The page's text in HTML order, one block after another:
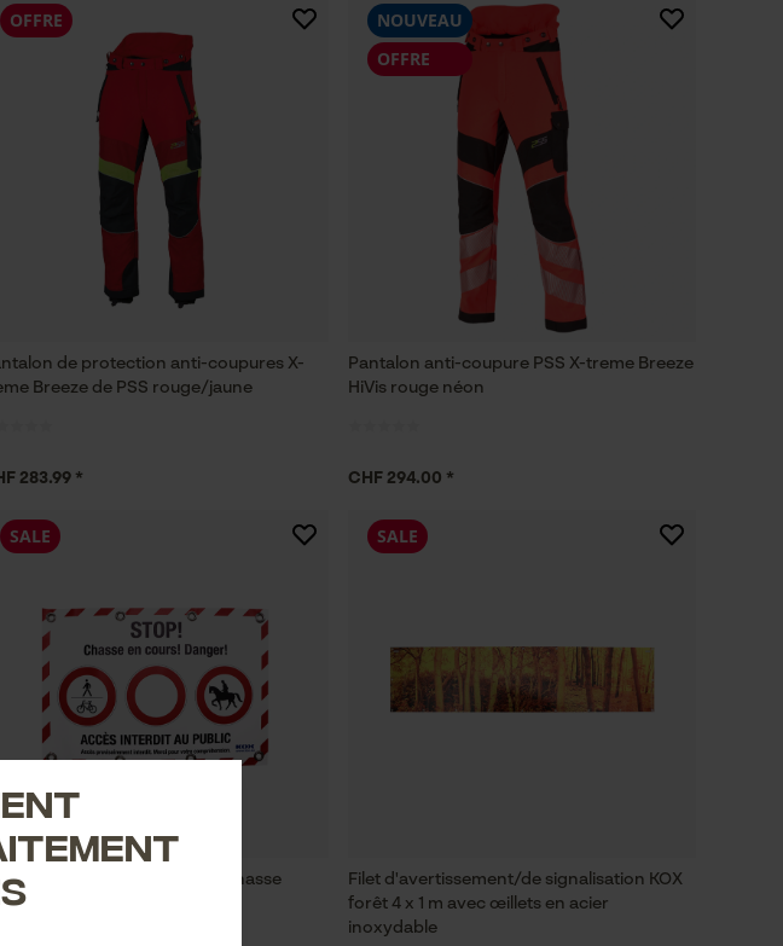
de protection anti-coupures X-
Breeze de PSS rouge/jaune
OFFRE
283.99 *
Pantalon anti-coupure PSS X-treme Breeze
HiVis rouge néon
NOUVEAU
OFFRE
CHF 294.00 *
de barrage KOX pour la chasse
SALE
Filet d'avertissement/de signalisation KOX
forêt 4 x 1 m avec œillets en acier
inoxydable
SALE